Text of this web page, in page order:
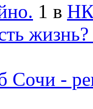
1 в
Сочи -